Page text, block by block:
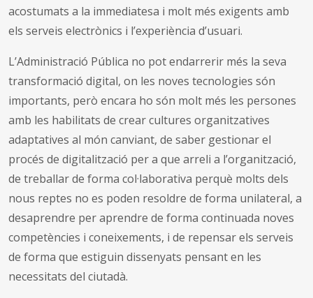
acostumats a la immediatesa i molt més exigents amb
els serveis electrònics i l’experiència d’usuari.
L’Administració Pública no pot endarrerir més la seva
transformació digital, on les noves tecnologies són
importants, però encara ho són molt més les persones
amb les habilitats de crear cultures organitzatives
adaptatives al món canviant, de saber gestionar el
procés de digitalització per a que arreli a l’organització,
de treballar de forma col·laborativa perquè molts dels
nous reptes no es poden resoldre de forma unilateral, a
desaprendre per aprendre de forma continuada noves
competències i coneixements, i de repensar els serveis
de forma que estiguin dissenyats pensant en les
necessitats del ciutadà.